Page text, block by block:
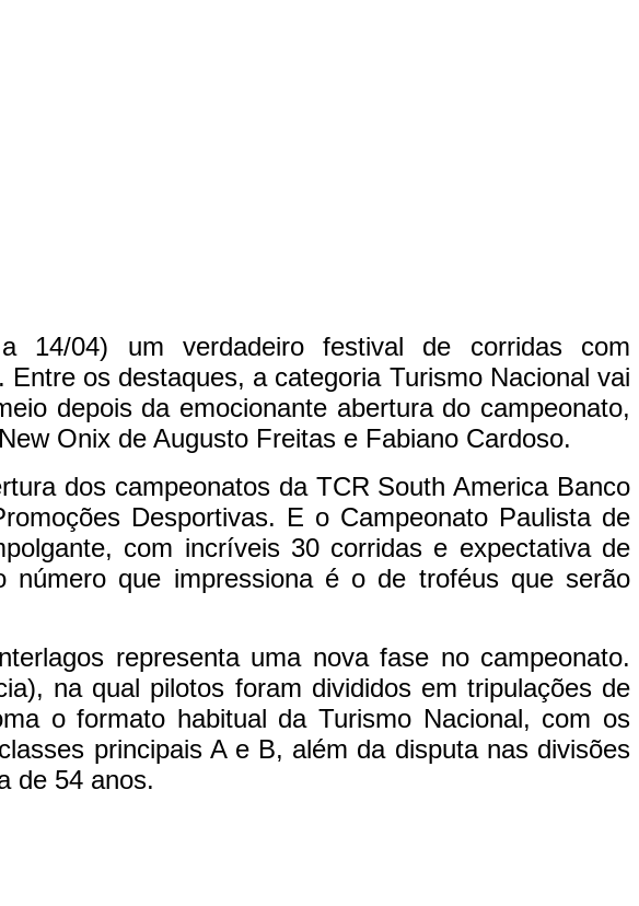
14/04) um verdadeiro festival de corridas com
os destaques, a categoria Turismo Nacional vai
depois da emocionante abertura do campeonato,
Onix de Augusto Freitas e Fabiano Cardoso.
dos campeonatos da TCR South America Banco
Desportivas. E o Campeonato Paulista de
com incríveis 30 corridas e expectativa de
que impressiona é o de troféus que serão
representa uma nova fase no campeonato.
na qual pilotos foram divididos em tripulações de
o formato habitual da Turismo Nacional, com os
principais A e B, além da disputa nas divisões
de 54 anos.